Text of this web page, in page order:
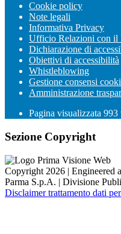
Cookie policy
Note legali
Informativa Privacy
Ufficio Relazioni con il
Dichiarazione di
Obiettivi di accessibilità
Whistleblowing
Gestione consensi
Amministrazione
Pagina visualizzata 993
Sezione Copyright
Copyright 2026 | Engineered
Parma S.p.A. | Divisione
Disclaimer trattamento dati